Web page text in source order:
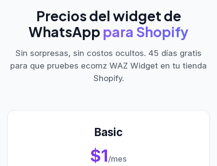
Precios del widget de
WhatsApp para Shopify
Sin sorpresas, sin costos ocultos. 45 días gratis
para que pruebes ecomz WAZ Widget en tu tienda
Shopify.
Basic
$1/mes